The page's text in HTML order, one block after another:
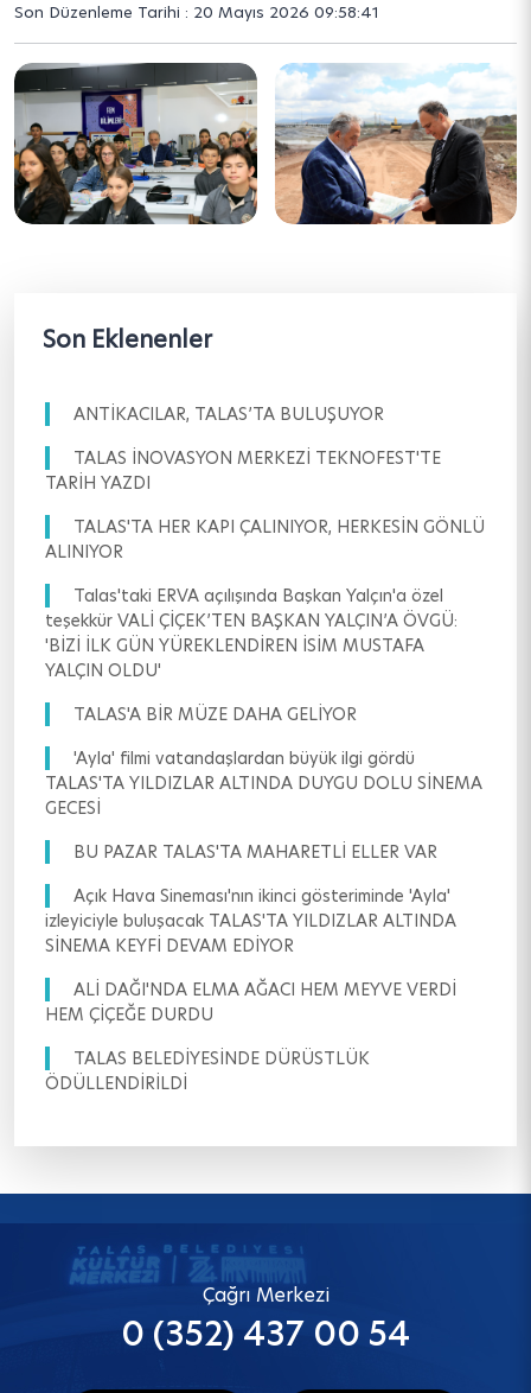
Son Düzenleme Tarihi : 20 Mayıs 2026 09:58:41
Son Eklenenler
ANTİKACILAR, TALAS’TA BULUŞUYOR
TALAS İNOVASYON MERKEZİ TEKNOFEST'TE
TARİH YAZDI
TALAS'TA HER KAPI ÇALINIYOR, HERKESİN GÖNLÜ
ALINIYOR
Talas'taki ERVA açılışında Başkan Yalçın'a özel
teşekkür VALİ ÇİÇEK’TEN BAŞKAN YALÇIN’A ÖVGÜ:
'BİZİ İLK GÜN YÜREKLENDİREN İSİM MUSTAFA
YALÇIN OLDU'
TALAS'A BİR MÜZE DAHA GELİYOR
'Ayla' filmi vatandaşlardan büyük ilgi gördü
TALAS'TA YILDIZLAR ALTINDA DUYGU DOLU SİNEMA
GECESİ
BU PAZAR TALAS'TA MAHARETLİ ELLER VAR
Açık Hava Sineması'nın ikinci gösteriminde 'Ayla'
izleyiciyle buluşacak TALAS'TA YILDIZLAR ALTINDA
SİNEMA KEYFİ DEVAM EDİYOR
ALİ DAĞI'NDA ELMA AĞACI HEM MEYVE VERDİ
HEM ÇİÇEĞE DURDU
TALAS BELEDİYESİNDE DÜRÜSTLÜK
ÖDÜLLENDİRİLDİ
Çağrı Merkezi
0 (352) 437 00 54